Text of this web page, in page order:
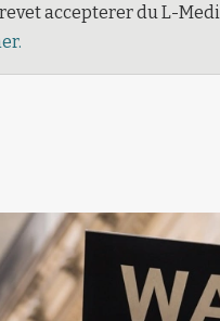
accepterer du L-